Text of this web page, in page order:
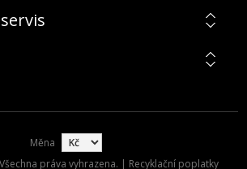
Měna
práva vyhrazena. | Recyklační poplatky